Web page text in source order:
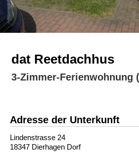
dat Reetdachhus
3-Zimmer-Ferienwohnung
Adresse der Unterkunft
Lindenstrasse 24
18347 Dierhagen Dorf